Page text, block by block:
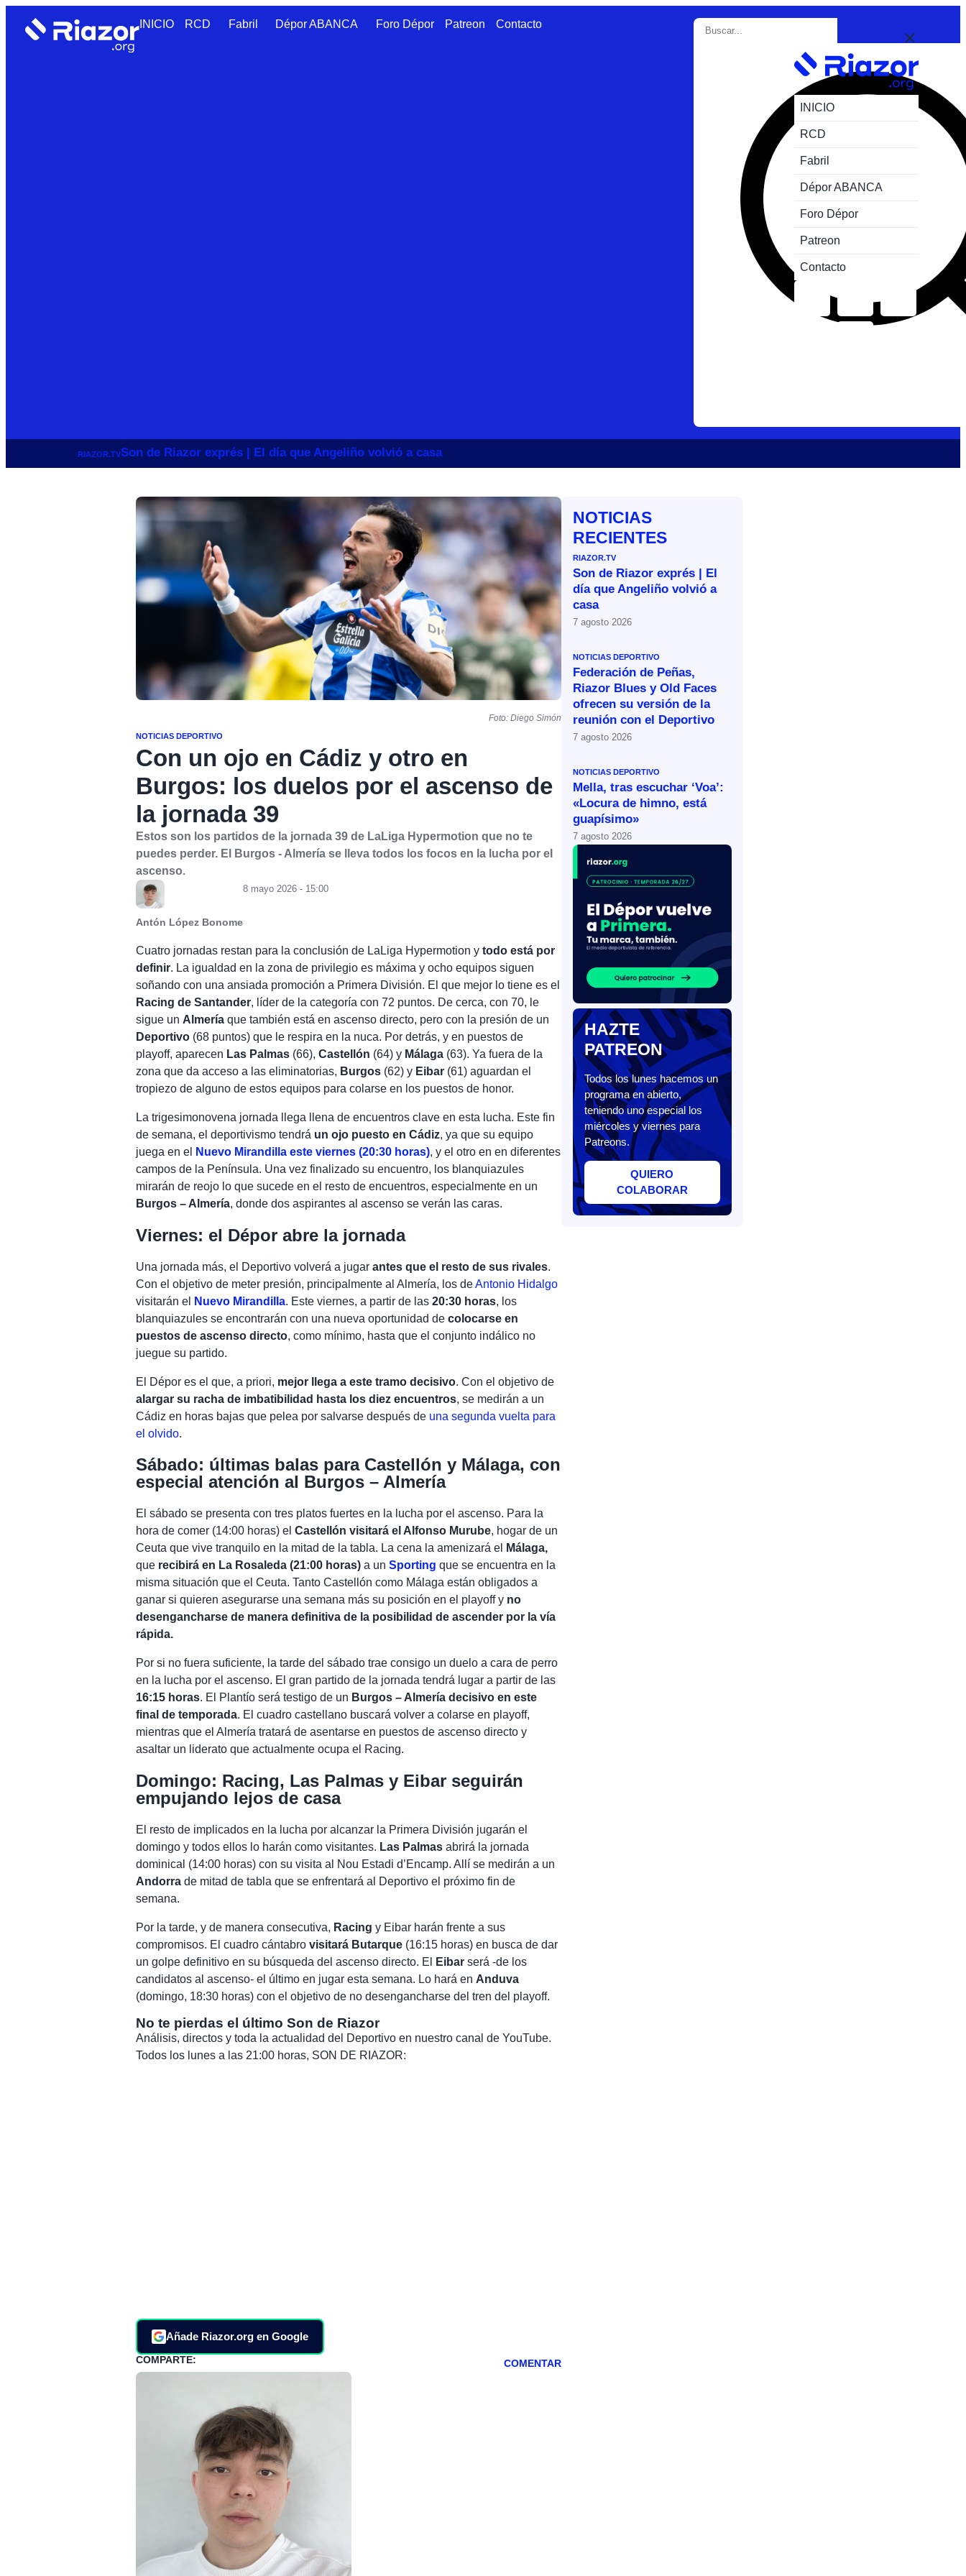
INICIO RCD Fabril Dépor ABANCA Foro Dépor Patreon Contacto
INICIO
RCD
Fabril
Dépor ABANCA
Foro Dépor
Patreon
Contacto
RIAZOR.TVSon de Riazor exprés | El día que Angeliño volvió a casa
Foto: Diego Simón
NOTICIAS DEPORTIVO
Con un ojo en Cádiz y otro en
Burgos: los duelos por el ascenso de
la jornada 39
Estos son los partidos de la jornada 39 de LaLiga Hypermotion que no te
puedes perder. El Burgos - Almería se lleva todos los focos en la lucha por el
ascenso.
Antón López Bonome
8 mayo 2026 - 15:00
Cuatro jornadas restan para la conclusión de LaLiga Hypermotion ytodo está por
definir. La igualdad en la zona de privilegio es máxima y ocho equipos siguen
soñando con una ansiada promoción a Primera División. El que mejor lo tiene es el
Racing de Santander, líder de la categoría con 72 puntos. De cerca, con 70, le
sigue un Almería que también está en ascenso directo, pero con la presión de un
Deportivo (68 puntos) que le respira en la nuca. Por detrás, y en puestos de
playoff, aparecen Las Palmas (66),Castellón (64) y Málaga (63). Ya fuera de la
zona que da acceso a las eliminatorias, Burgos (62) y Eibar (61) aguardan el
tropiezo de alguno de estos equipos para colarse en los puestos de honor.
La trigesimonovena jornada llega llena de encuentros clave en esta lucha. Este fin
de semana, el deportivismo tendrá un ojo puesto en Cádiz, ya que su equipo
juega en el
Nuevo Mirandilla este viernes (20:30 horas), y el otro en en diferentes
campos de la Península. Una vez finalizado su encuentro, los blanquiazules
mirarán de reojo lo que sucede en el resto de encuentros, especialmente en un
Burgos – Almería, donde dos aspirantes al ascenso se verán las caras.
Viernes: el Dépor abre la jornada
Una jornada más, el Deportivo volverá a jugar antes que el resto de sus rivales.
Con el objetivo de meter presión, principalmente al Almería, los deAntonio Hidalgo
visitarán el
Nuevo Mirandilla. Este viernes, a partir de las20:30 horas, los
blanquiazules se encontrarán con una nueva oportunidad decolocarse en
puestos de ascenso directo, como mínimo, hasta que el conjunto indálico no
juegue su partido.
El Dépor es el que, a priori, mejor llega a este tramo decisivo. Con el objetivo de
alargar su racha de imbatibilidad hasta los diez encuentros, se medirán a un
Cádiz en horas bajas que pelea por salvarse después de una segunda vuelta para
el olvido.
Sábado: últimas balas para Castellón y Málaga, con
especial atención al Burgos – Almería
El sábado se presenta con tres platos fuertes en la lucha por el ascenso. Para la
hora de comer (14:00 horas) elCastellón visitará el Alfonso Murube, hogar de un
Ceuta que vive tranquilo en la mitad de la tabla. La cena la amenizará el
Málaga,
que recibirá en La Rosaleda (21:00 horas) a unSporting que se encuentra en la
misma situación que el Ceuta. Tanto Castellón como Málaga están obligados a
ganar si quieren asegurarse una semana más su posición en el playoff y no
desengancharse de manera definitiva de la posibilidad de ascender por la vía
rápida.
Por si no fuera suficiente, la tarde del sábado trae consigo un duelo a cara de perro
en la lucha por el ascenso. El gran partido de la jornada tendrá lugar a partir de las
16:15 horas. El Plantío será testigo de un Burgos – Almería decisivo en este
final de temporada. El cuadro castellano buscará volver a colarse en playoff,
mientras que el Almería tratará de asentarse en puestos de ascenso directo y
asaltar un liderato que actualmente ocupa el Racing.
Domingo: Racing, Las Palmas y Eibar seguirán
empujando lejos de casa
El resto de implicados en la lucha por alcanzar la Primera División jugarán el
domingo y todos ellos lo harán como visitantes. Las Palmas abrirá la jornada
dominical (14:00 horas) con su visita al Nou Estadi d’Encamp. Allí se medirán a un
Andorra de mitad de tabla que se enfrentará al Deportivo el próximo fin de
semana.
Por la tarde, y de manera consecutiva, Racing y Eibar harán frente a sus
compromisos. El cuadro cántabro visitará Butarque (16:15 horas) en busca de dar
un golpe definitivo en su búsqueda del ascenso directo. El
Eibar será -de los
candidatos al ascenso- el último en jugar esta semana. Lo hará en Anduva
(domingo, 18:30 horas) con el objetivo de no desengancharse del tren del playoff.
No te pierdas el último Son de Riazor
Análisis, directos y toda la actualidad del Deportivo en nuestro canal de YouTube.
Todos los lunes a las 21:00 horas, SON DE RIAZOR:
Añade Riazor.org en Google
COMPARTE: COMENTAR
NOTICIAS
RECIENTES
RIAZOR.TV
Son de Riazor exprés | El
día que Angeliño volvió a
casa
7 agosto 2026
NOTICIAS DEPORTIVO
Federación de Peñas,
Riazor Blues y Old Faces
ofrecen su versión de la
reunión con el Deportivo
7 agosto 2026
NOTICIAS DEPORTIVO
Mella, tras escuchar ‘Voa’:
«Locura de himno, está
guapísimo»
7 agosto 2026
HAZTE
PATREON
Todos los lunes hacemos un
programa en abierto,
teniendo uno especial los
miércoles y viernes para
Patreons.
QUIERO
COLABORAR